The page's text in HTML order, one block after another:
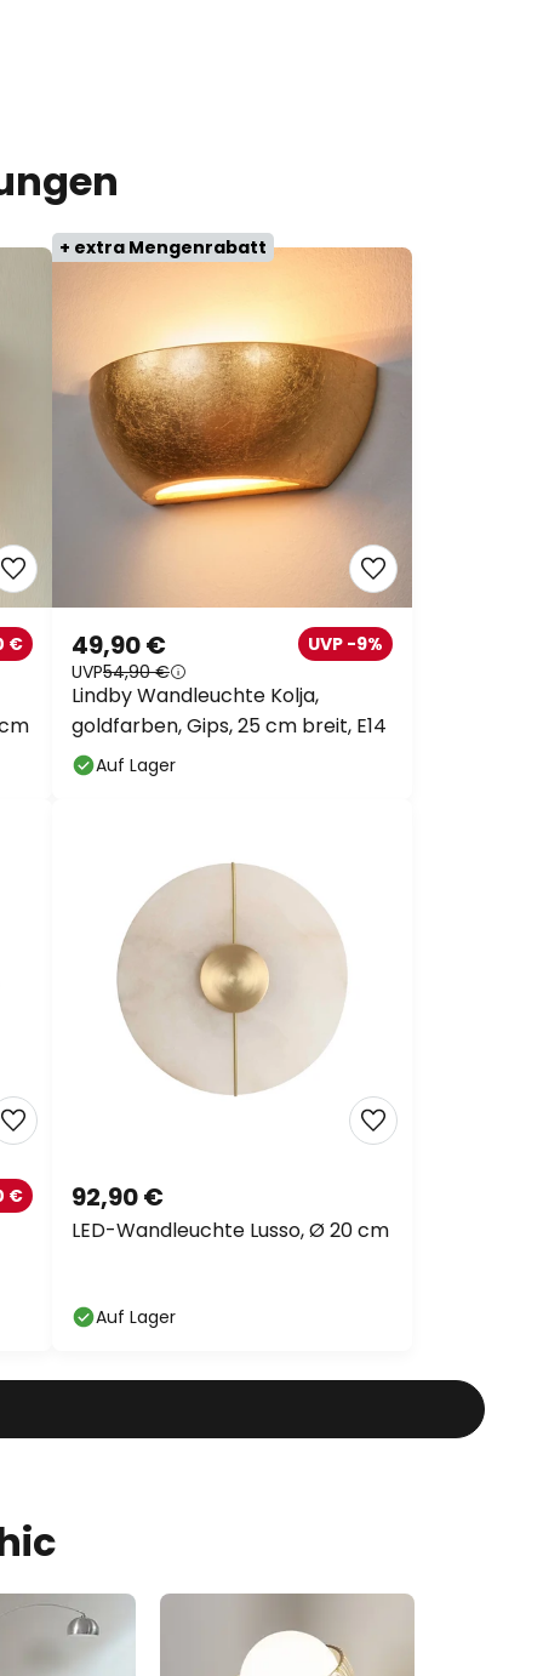
€
+ extra Mengenrabatt
49,90 €
UVP54,90 €
UVP -9%
Lindby Wandleuchte Kolja,
goldfarben, Gips, 25 cm breit, E14
Auf Lager
€ 92,90 €
LED-Wandleuchte Lusso, Ø 20 cm
Auf Lager